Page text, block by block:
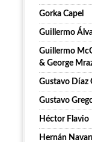
Gorka Capel
Guillermo
Guillermo
& George
Gustavo Díaz
Gustavo
Héctor Flavio
Hernán